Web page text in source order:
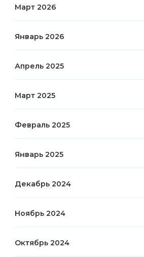
Март 2026
Январь 2026
Апрель 2025
Март 2025
Февраль 2025
Январь 2025
Декабрь 2024
Ноябрь 2024
Октябрь 2024